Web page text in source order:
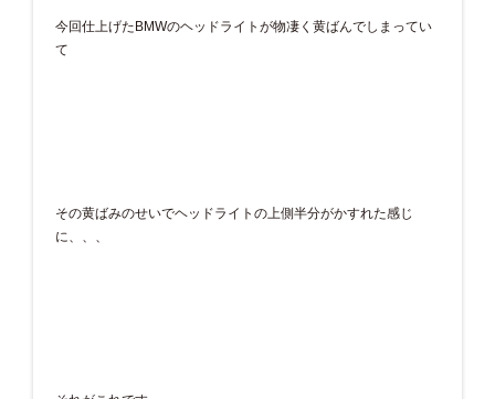
今回仕上げたBMWのヘッドライトが物凄く黄ばんでしまってい
て
その黄ばみのせいでヘッドライトの上側半分がかすれた感じ
に、、、